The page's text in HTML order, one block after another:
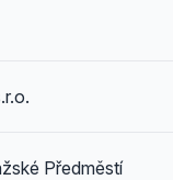
Předměstí